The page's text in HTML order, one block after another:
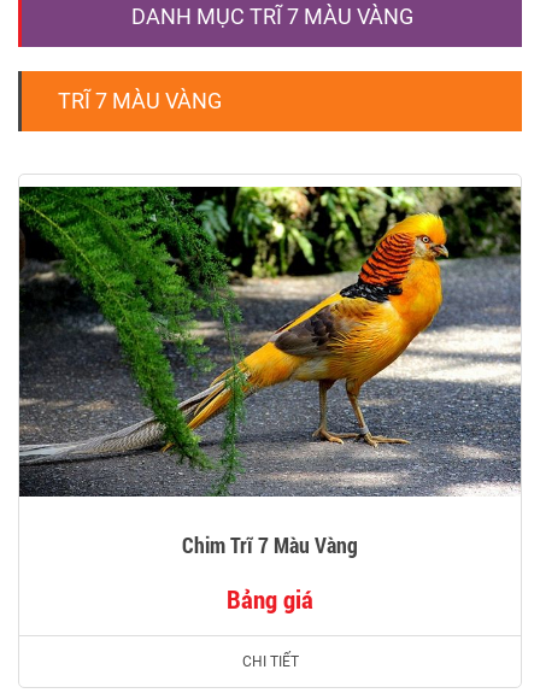
DANH MỤC TRĨ 7 MÀU VÀNG
TRĨ 7 MÀU VÀNG
Chim Trĩ 7 Màu Vàng
Bảng giá
CHI TIẾT